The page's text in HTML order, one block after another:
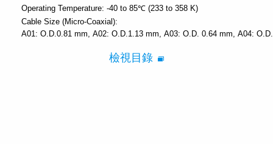
Operating Temperature: -40 to 85℃ (233 to 358 K)
Cable Size (Micro-Coaxial):
A01: O.D.0.81 mm A02: O.D.1.13 mm A03: O.D. 0.64 mm A04:
檢視目錄